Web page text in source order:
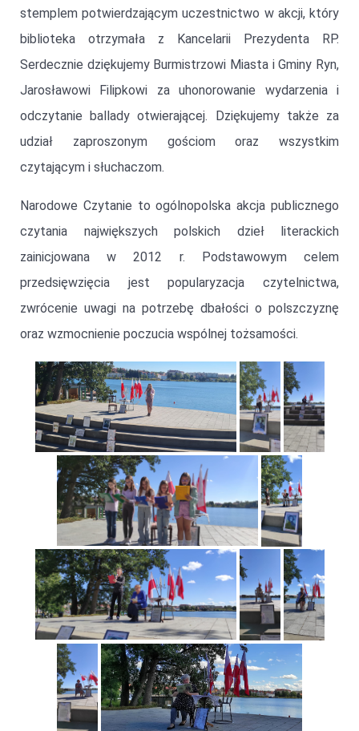
stemplem potwierdzającym uczestnictwo w akcji, który
biblioteka otrzymała z Kancelarii Prezydenta RP.
Serdecznie dziękujemy Burmistrzowi Miasta i Gminy Ryn,
Jarosławowi Filipkowi za uhonorowanie wydarzenia i
odczytanie ballady otwierającej. Dziękujemy także za
udział zaproszonym gościom oraz wszystkim
czytającym i słuchaczom.
Narodowe Czytanie to ogólnopolska akcja publicznego
czytania największych polskich dzieł literackich
zainicjowana w 2012 r. Podstawowym celem
przedsięwzięcia jest popularyzacja czytelnictwa,
zwrócenie uwagi na potrzebę dbałości o polszczyznę
oraz wzmocnienie poczucia wspólnej tożsamości.